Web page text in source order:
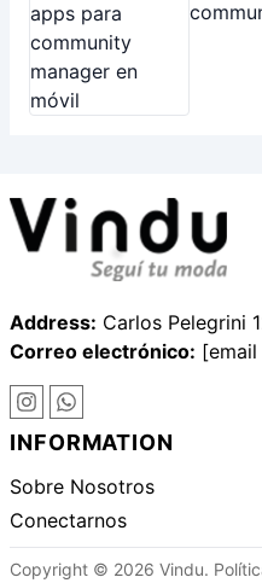
Address: Carlos Pelegrini
Correo electrónico:
INFORMATION
Sobre Nosotros
Conectarnos
Copyright © 2026 Vindu.